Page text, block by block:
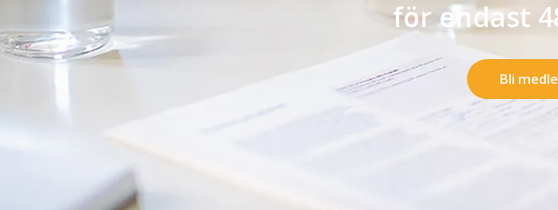
för endast
Bli